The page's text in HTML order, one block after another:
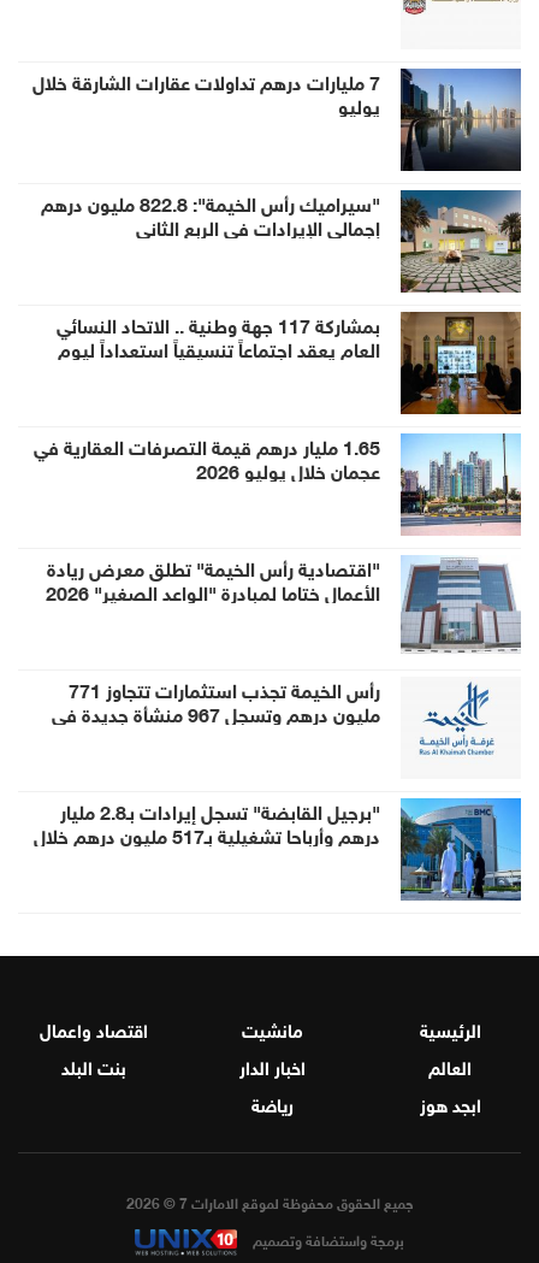
7 مليارات درهم تداولات عقارات الشارقة خلال
يوليو
"سيراميك رأس الخيمة": 822.8 مليون درهم
إجمالي الإيرادات في الربع الثاني
بمشاركة 117 جهة وطنية .. الاتحاد النسائي
العام يعقد اجتماعاً تنسيقياً استعداداً ليوم
المرأة الإماراتية 2026
1.65 مليار درهم قيمة التصرفات العقارية في
عجمان خلال يوليو 2026
"اقتصادية رأس الخيمة" تطلق معرض ريادة
الأعمال ختاما لمبادرة "الواعد الصغير" 2026
رأس الخيمة تجذب استثمارات تتجاوز 771
مليون درهم وتسجل 967 منشأة جديدة في
النصف الأول
"برجيل القابضة" تسجل إيرادات بـ2.8 مليار
درهم وأرباحا تشغيلية بـ517 مليون درهم خلال
النصف الأول
الرئيسية مانشيت
اقتصاد واعمال
العالم
اخبار الدار
بنت البلد
ابجد هوز
رياضة
جميع الحقوق محفوظة لموقع الامارات 7 © 2026
برمجة واستضافة وتصميم